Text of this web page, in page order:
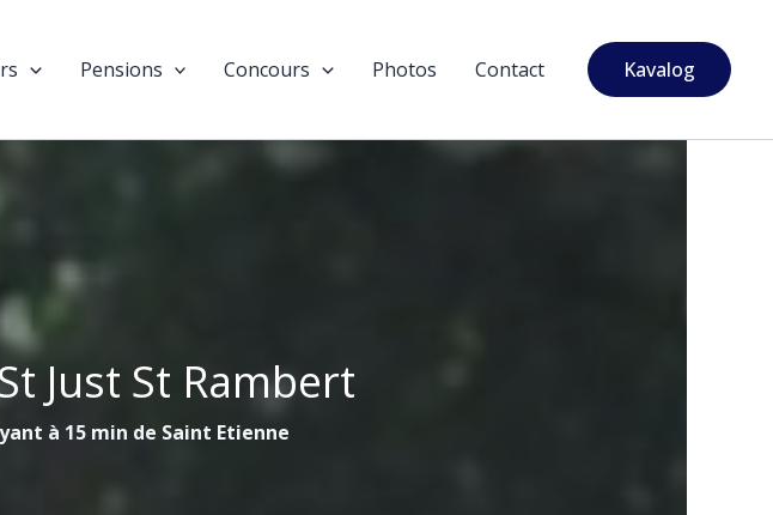
Pensions Concours Photos Contact Kavalog
Just St Rambert
à 15 min de Saint Etienne